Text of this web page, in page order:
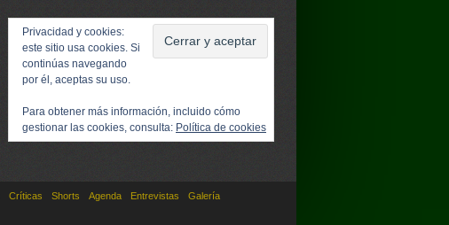
Privacidad y cookies:
este sitio usa cookies. Si
continúas navegando
por él, aceptas su uso.
Para obtener más información, incluido cómo
gestionar las cookies, consulta: Política de cookies
Críticas Shorts Agenda Entrevistas
Galería